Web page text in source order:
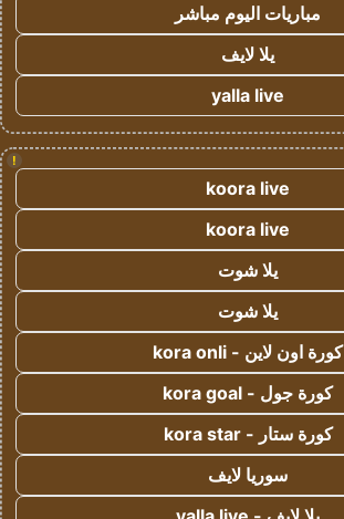
مباريات اليوم مباشر
يلا لايف
yalla live
!
koora live
koora live
يلا شوت
يلا شوت
كورة اون لاين - kora onli
كورة جول - kora goal
كورة ستار - kora star
سوريا لايف